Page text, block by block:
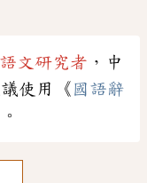
文研究者 ，中
使用《 國語辭